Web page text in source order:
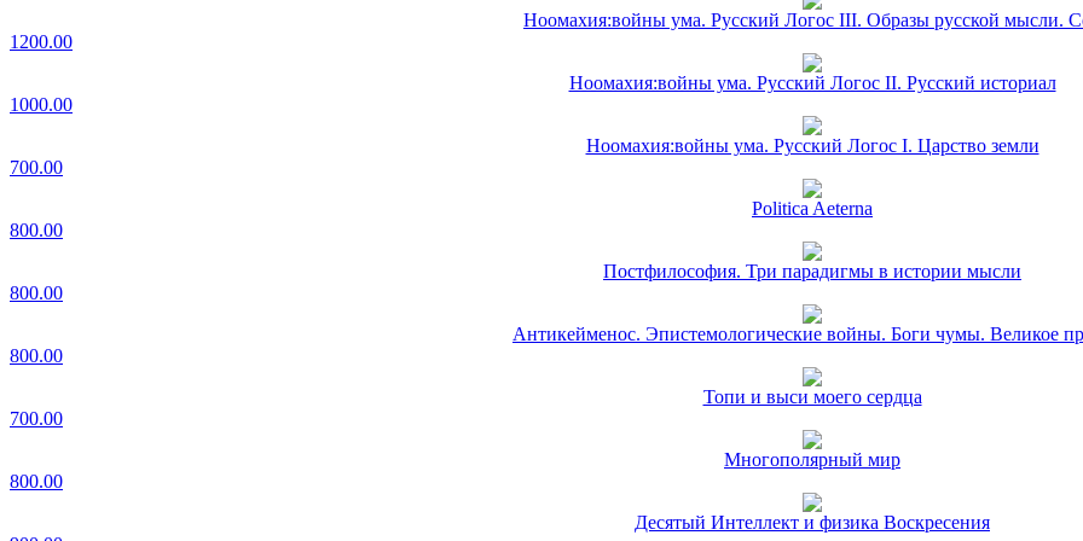
Ноомахия:войны ума. Русский Логос III. Образы русской мысли.
1200.00
Ноомахия:войны ума. Русский Логос II. Русский историал
1000.00
Ноомахия:войны ума. Русский Логос I. Царство земли
700.00
Politica Aeterna
800.00
Постфилософия. Три парадигмы в истории мысли
800.00
Антикейменос. Эпистемологические войны. Боги чумы. Великое
800.00
Топи и выси моего сердца
700.00
Многополярный мир
800.00
Десятый Интеллект и физика Воскресения